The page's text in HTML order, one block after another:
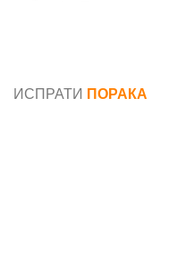
ИСПРАТИ ПОРАКА